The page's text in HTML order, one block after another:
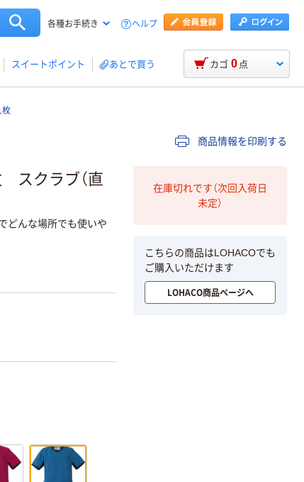
各種お手続き ヘルプ
スイートポイント あとで買う カゴ 0 点
枚
商品情報を印刷する
スクラブ（直
どんな場所でも使いや
在庫切れです（次回入荷日
未定）
こちらの商品はLOHACOでも
ご購入いただけます
LOHACO商品ページへ